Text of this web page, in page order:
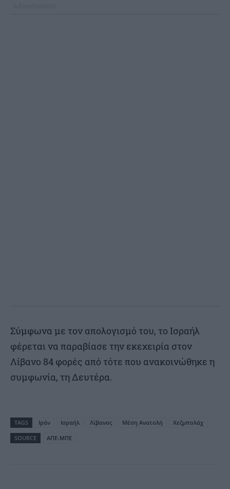
Σύμφωνα με τον απολογισμό του, το Ισραήλ
φέρεται να παραβίασε την εκεχειρία στον
Λίβανο 84 φορές από τότε που ανακοινώθηκε η
συμφωνία, τη Δευτέρα.
TAGS Ιράν Ισραήλ Λίβανος Μέση Ανατολή
Χεζμπολάχ
SOURCE
ΑΠΕ-ΜΠΕ